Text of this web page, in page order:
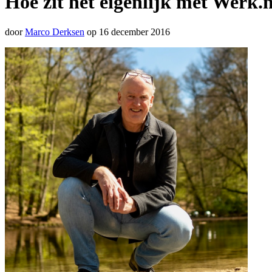
doorMarco Derksen op 16 december 2016